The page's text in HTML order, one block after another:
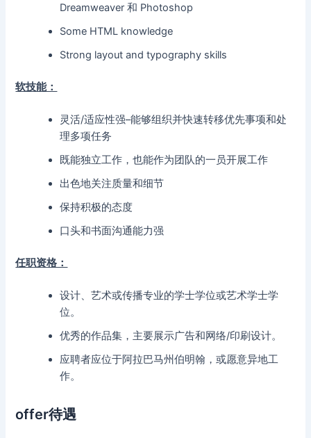
Dreamweaver 和 Photoshop
Some HTML knowledge
Strong layout and typography skills
软技能：
灵活/适应性强–能够组织并快速转移优先事项和处
理多项任务
既能独立工作，也能作为团队的一员开展工作
出色地关注质量和细节
保持积极的态度
口头和书面沟通能力强
任职资格：
设计、艺术或传播专业的学士学位或艺术学士学
位。
优秀的作品集，主要展示广告和网络/印刷设计。
应聘者应位于阿拉巴马州伯明翰，或愿意异地工
作。
offer待遇